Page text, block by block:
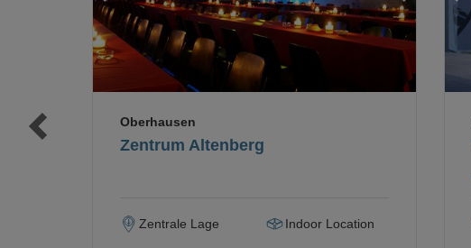
Zentrum Altenberg
Oberhausen
Zentrale Lage Indoor Location